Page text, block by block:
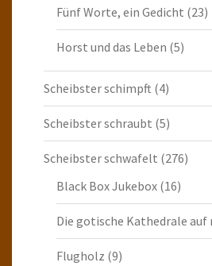
Fünf Worte, ein Gedicht (23)
Horst und das Leben (5)
Scheibster schimpft (4)
Scheibster schraubt (5)
Scheibster schwafelt (276)
Black Box Jukebox (16)
Die gotische Kathedrale auf
Flugholz (9)